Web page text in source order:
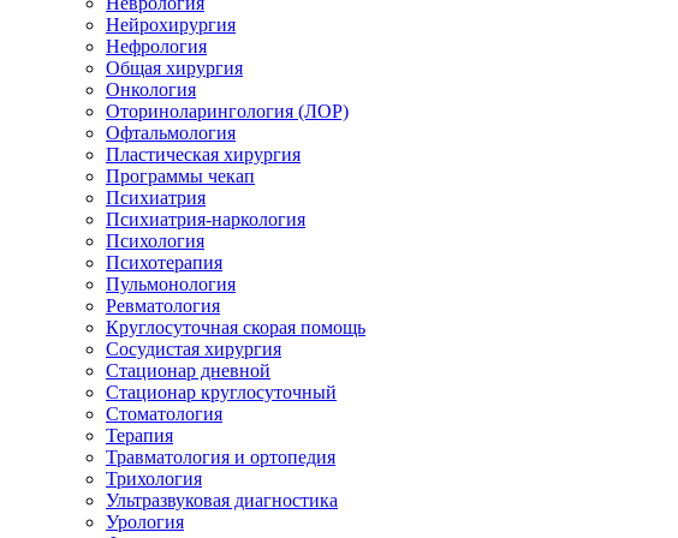
Нейрохирургия
Нефрология
Общая хирургия
Онкология
Оториноларингология (ЛОР)
Офтальмология
Пластическая хирургия
Программы чекап
Психиатрия
Психиатрия-наркология
Психология
Психотерапия
Пульмонология
Ревматология
Круглосуточная скорая помощь
Сосудистая хирургия
Стационар дневной
Стационар круглосуточный
Стоматология
Терапия
Травматология и ортопедия
Трихология
Ультразвуковая диагностика
Урология